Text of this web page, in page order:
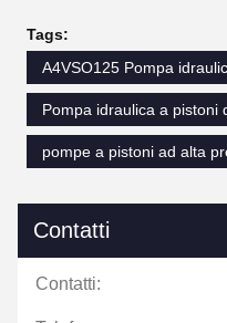
Tags:
A4VSO125 Pompa
Pompa idraulica a pistoni
pompe a pistoni ad alta
Contatti
Contatti: